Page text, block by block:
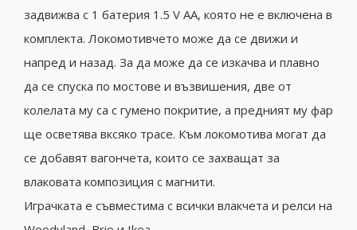
задвижва с 1 батерия 1.5 V AA, която не е включена в
комплекта. Локомотивчето може да се движи и
напред и назад. За да може да се изкачва и плавно
да се спуска по мостове и възвишения, две от
колелата му са с гумено покритие, а предният му фар
ще осветява вксяко трасе. Към локомотива могат да
се добавят вагончета, които се захващат за
влаковата композиция с магнити.
Играчката e съвмeстима с всички влакчeта и рeлси на